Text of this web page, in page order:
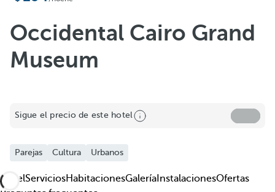
Occidental Cairo Grand
Museum
Sigue el precio de este hotel
Parejas Cultura Urbanos
HotelServiciosHabitacionesGalería InstalacionesOfertas